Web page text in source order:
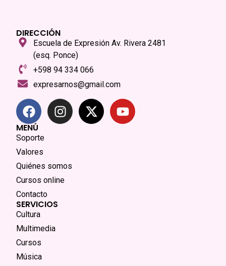
SERVICIOS
Cultura
Multimedia
Cursos
Música
MENÚ
Soporte
Valores
Quiénes somos
Cursos online
Contacto
DIRECCIÓN
Escuela de Expresión Av. Rivera 2481
(esq. Ponce)
+598 94 334 066
expresarnos@gmail.com